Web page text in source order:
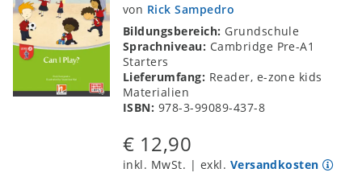
von Rick Sampedro
Bildungsbereich: Grundschule
Sprachniveau: Cambridge Pre-A1
Starters
Lieferumfang: Reader, e-zone kids
Materialien
ISBN: 978-3-99089-437-8
€ 12,90
inkl. MwSt. | exkl. Versandkosten